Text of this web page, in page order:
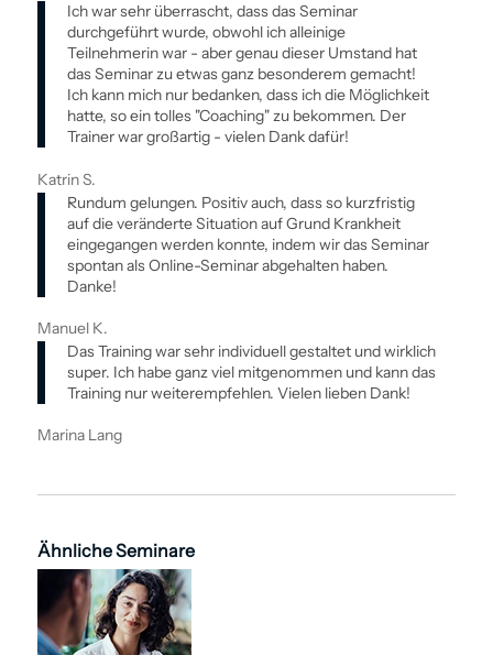
Ich war sehr überrascht, dass das Seminar
durchgeführt wurde, obwohl ich alleinige
Teilnehmerin war - aber genau dieser Umstand hat
das Seminar zu etwas ganz besonderem gemacht!
Ich kann mich nur bedanken, dass ich die Möglichkeit
hatte, so ein tolles "Coaching" zu bekommen. Der
Trainer war großartig - vielen Dank dafür!
Katrin S.
Rundum gelungen. Positiv auch, dass so kurzfristig
auf die veränderte Situation auf Grund Krankheit
eingegangen werden konnte, indem wir das Seminar
spontan als Online-Seminar abgehalten haben.
Danke!
Manuel K.
Das Training war sehr individuell gestaltet und wirklich
super. Ich habe ganz viel mitgenommen und kann das
Training nur weiterempfehlen. Vielen lieben Dank!
Marina Lang
Ähnliche Seminare